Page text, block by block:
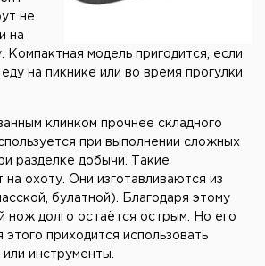
не
на
Компактная модель пригодится, если
на пикнике или во время прогулки
клинком прочнее складного
при выполнении сложных
разделке добычи. Такие
охоту. Они изготавливаются из
булатной). Благодаря этому
нож долго остаётся острым. Но его
приходится использовать
инструменты.